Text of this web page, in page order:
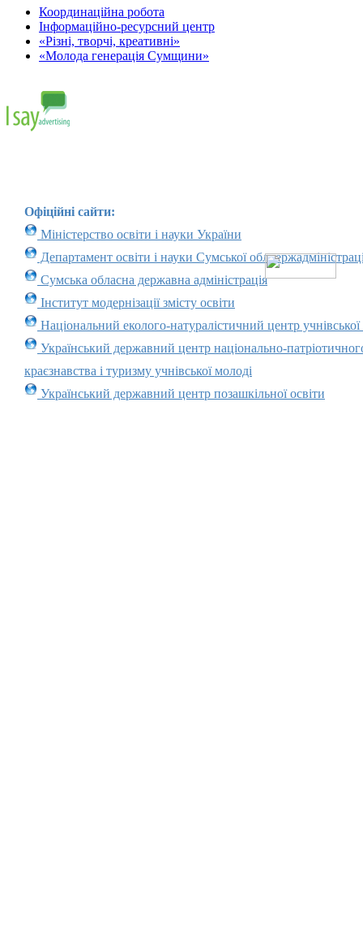
Координаційна робота
Інформаційно-ресурсний центр
«Різні, творчі, креативні»
«Молода генерація Сумщини»
Офіційні сайти:
Міністерство освіти і науки України
Департамент освіти і науки Сумської
Сумська обласна державна адміністрація
Інститут модернізації змісту освіти
Національний еколого-натуралістичний центр учнівської
Український державний центр національно-
краєзнавства і туризму учнівської молоді
Український державний центр позашкільної освіти